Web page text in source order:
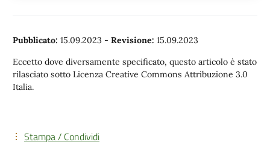
Pubblicato: 15.09.2023 - Revisione: 15.09.2023
Eccetto dove diversamente specificato, questo articolo è stato
rilasciato sotto Licenza Creative Commons Attribuzione 3.0
Italia.
Stampa / Condividi